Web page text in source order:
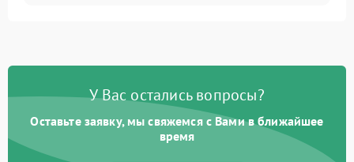
У Вас остались вопросы?
Оставьте заявку, мы свяжемся с Вами в ближайшее
время